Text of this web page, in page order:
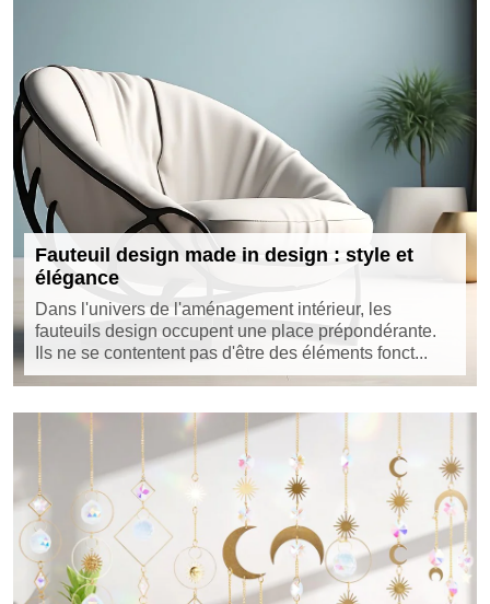
Fauteuil design made in design : style et
élégance
Dans l'univers de l'aménagement intérieur, les
fauteuils design occupent une place prépondérante.
Ils ne se contentent pas d'être des éléments fonct...